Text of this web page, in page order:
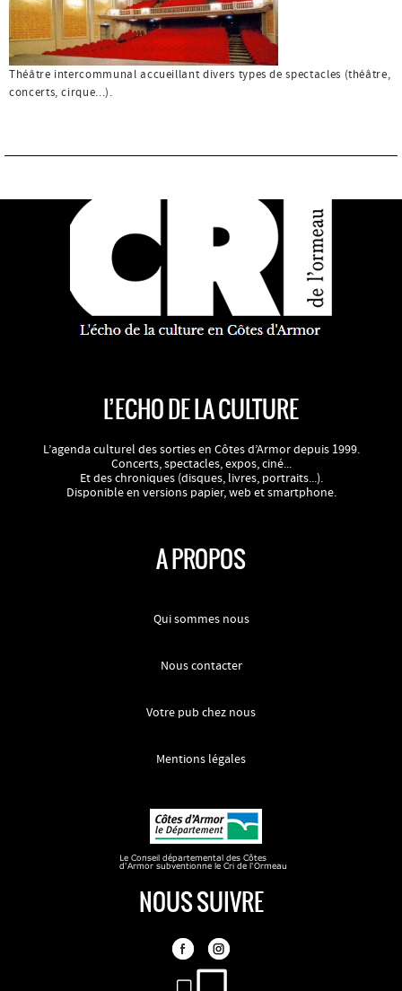
Théâtre intercommunal accueillant divers types de spectacles (théâtre,
concerts, cirque...).
L’ECHO DE LA CULTURE
L’agenda culturel des sorties en Côtes d’Armor depuis 1999.
Concerts, spectacles, expos, ciné...
Et des chroniques (disques, livres, portraits...).
Disponible en versions papier, web et smartphone.
A PROPOS
Qui sommes nous
Nous contacter
Votre pub chez nous
Mentions légales
NOUS SUIVRE